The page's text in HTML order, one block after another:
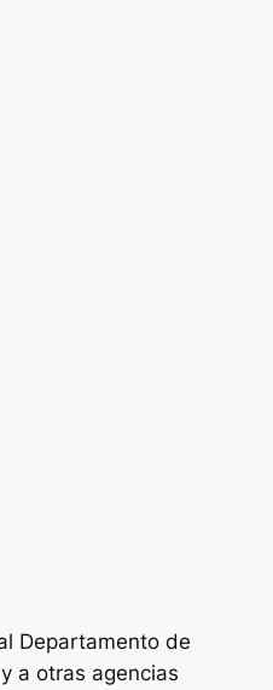
Departamento de
a otras agencias